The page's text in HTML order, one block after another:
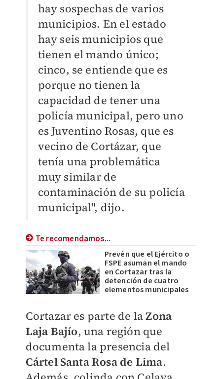
hay sospechas de varios
municipios. En el estado
hay seis municipios que
tienen el mando único;
cinco, se entiende que es
porque no tienen la
capacidad de tener una
policía municipal, pero uno
es Juventino Rosas, que es
vecino de Cortázar, que
tenía una problemática
muy similar de
contaminación de su policía
municipal", dijo.
Te recomendamos...
Prevén que el Ejército o
FSPE asuman el mando
en Cortazar tras la
detención de cuatro
elementos municipales
Cortazar es parte de laZona
Laja Bajío, una región que
documenta la presencia del
Cártel Santa Rosa de Lima.